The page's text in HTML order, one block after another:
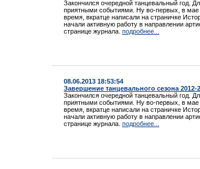
Закончился очередной танцевальный год.
приятными событиями. Ну во-первых, в
время, вкратце написали на страничке
начали активную работу в направлении
странице журнала. подробнее...
08.06.2013 18:53:54
Завершение танцевального сезона 2012-
Закончился очередной танцевальный год.
приятными событиями. Ну во-первых, в
время, вкратце написали на страничке
начали активную работу в направлении
странице журнала. подробнее...